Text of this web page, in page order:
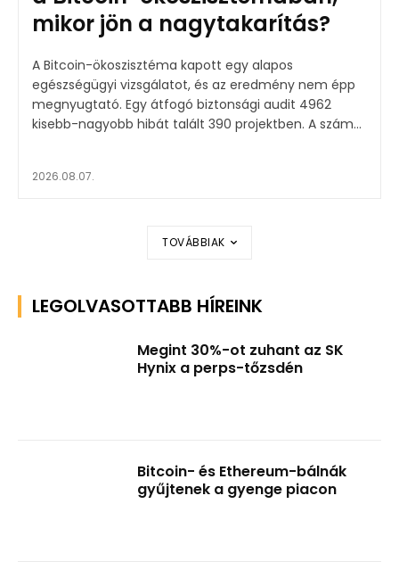
mikor jön a nagytakarítás?
A Bitcoin-ökoszisztéma kapott egy alapos
egészségügyi vizsgálatot, és az eredmény nem épp
megnyugtató. Egy átfogó biztonsági audit 4962
kisebb-nagyobb hibát talált 390 projektben. A szám...
2026.08.07.
TOVÁBBIAK
LEGOLVASOTTABB HÍREINK
Megint 30%-ot zuhant az SK
Hynix a perps-tőzsdén
Bitcoin- és Ethereum-bálnák
gyűjtenek a gyenge piacon